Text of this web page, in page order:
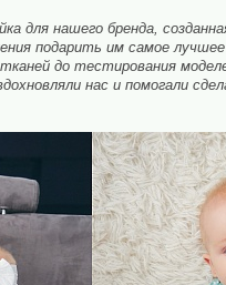
для нашего бренда,
подарить им самое
до тестирования
нас и помогали